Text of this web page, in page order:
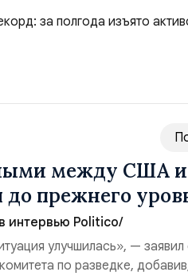
15
объёма всего
между США и
до прежнего
интервью Politico/
улучшилась», — заявил
по разведке,